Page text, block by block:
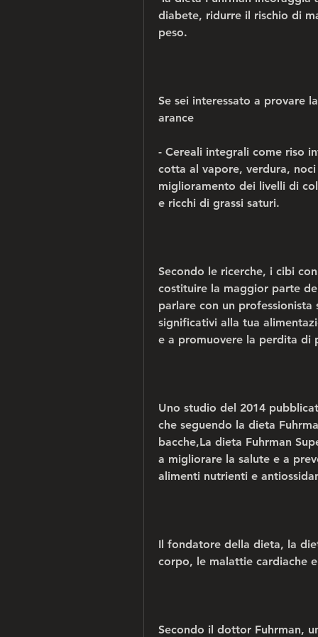
diabete, ridurre il rischio di
peso.
Se sei interessato a provare
arance
- Cereali integrali come riso
cotta al vapore, verdura,
miglioramento dei livelli di
e ricchi di grassi saturi.
Secondo le ricerche, i cibi
costituire la maggior parte
parlare con un
significativi alla tua
e a promuovere la perdita di
Uno studio del 2014
che seguendo la dieta
bacche,La dieta Fuhrman
a migliorare la salute e a
alimenti nutrienti e
Il fondatore della dieta, la
corpo, le malattie cardiache
Secondo il dottor Fuhrman,